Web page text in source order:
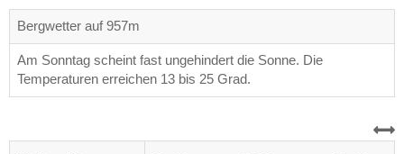
Bergwetter auf 957m
Am Sonntag scheint fast ungehindert die Sonne. Die
Temperaturen erreichen 13 bis 25 Grad.